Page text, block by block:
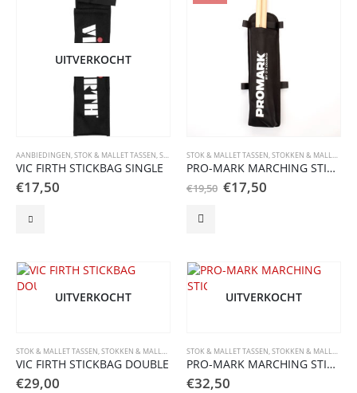
UITVERKOCHT
AANBIEDINGEN,STOK & MALLET TASSEN,STOKKEN & MALLETS
VIC FIRTH STICKBAG SINGLE
€17,50
STOK & MALLET TASSEN,STOKKEN & MALLETS
PRO-MARK MARCHING STICKBAG 1 PAIR
€19,50 Oorspronkelijke
prijs
€17,50Huidige
UITVERKOCHT
STOK & MALLET TASSEN,STOKKEN & MALLETS
VIC FIRTH STICKBAG DOUBLE
€29,00
UITVERKOCHT
STOK & MALLET TASSEN,STOKKEN & MALLETS
PRO-MARK MARCHING STICKBAG 2 PAIRS
€32,50